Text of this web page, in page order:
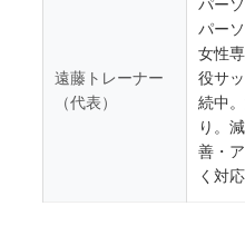
遠藤トレーナー
（代表）
パー
パー
女性
役サ
続中
り。
善・
く対応